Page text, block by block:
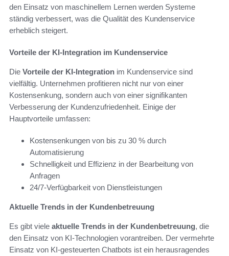
den Einsatz von maschinellem Lernen werden Systeme
ständig verbessert, was die Qualität des Kundenservice
erheblich steigert.
Vorteile der KI-Integration im Kundenservice
Die Vorteile der KI-Integration im Kundenservice sind
vielfältig. Unternehmen profitieren nicht nur von einer
Kostensenkung, sondern auch von einer signifikanten
Verbesserung der Kundenzufriedenheit. Einige der
Hauptvorteile umfassen:
Kostensenkungen von bis zu 30 % durch
Automatisierung
Schnelligkeit und Effizienz in der Bearbeitung von
Anfragen
24/7-Verfügbarkeit von Dienstleistungen
Aktuelle Trends in der Kundenbetreuung
Es gibt viele aktuelle Trends in der Kundenbetreuung, die
den Einsatz von KI-Technologien vorantreiben. Der vermehrte
Einsatz von KI-gesteuerten Chatbots ist ein herausragendes